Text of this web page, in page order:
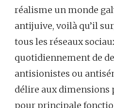
réalisme un monde
antijuive, voilà qu’il
tous les réseaux
quotidiennement de
antisionistes ou
délire aux dimensions
pour principale